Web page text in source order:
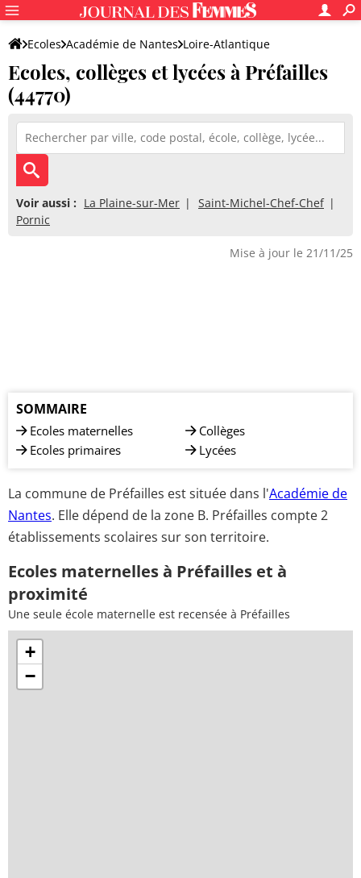
Ecoles Académie de Nantes Loire-Atlantique
Ecoles, collèges et lycées à Préfailles
(44770)
Voir aussi : La Plaine-sur-Mer
Saint-Michel-Chef-Chef
Pornic
Mise à jour le 21/11/25
SOMMAIRE
Ecoles maternelles
Ecoles primaires
Collèges
Lycées
La commune de Préfailles est située dans l'Académie de
Nantes. Elle dépend de la zone B. Préfailles compte 2
établissements scolaires sur son territoire.
Ecoles maternelles à Préfailles et à
proximité
Une seule école maternelle est recensée à Préfailles
+
−